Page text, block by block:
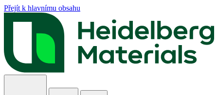
Přejít k hlavnímu obsahu